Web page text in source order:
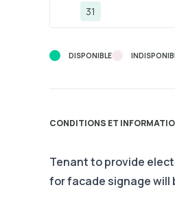
31
DISPONIBLE
CONDITIONS ET
Tenant to provide
for facade signage will